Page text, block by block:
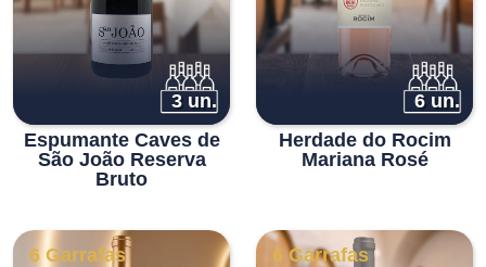
3 un.
Espumante Caves de
São João Reserva
Bruto
6 un.
Herdade do Rocim
Mariana Rosé
6 Garrafas
6 Garrafas